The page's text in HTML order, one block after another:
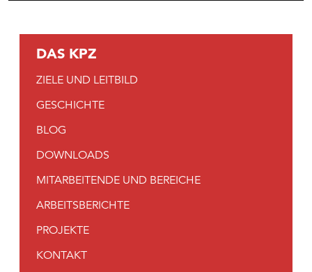
DAS KPZ
ZIELE UND LEITBILD
GESCHICHTE
BLOG
DOWNLOADS
MITARBEITENDE UND BEREICHE
ARBEITSBERICHTE
PROJEKTE
KONTAKT